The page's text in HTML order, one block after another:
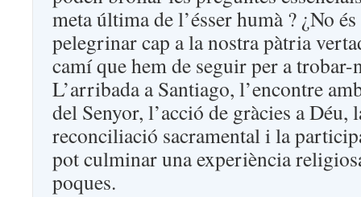
meta última de l’ésser humà ? ¿No
pelegrinar cap a la nostra pàtria
camí que hem de seguir per a trobar-
L’arribada a Santiago, l’encontre
del Senyor, l’acció de gràcies a Déu,
reconciliació sacramental i la
pot culminar una experiència
poques.